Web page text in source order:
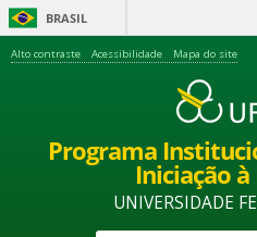
BRASIL
Alto contraste Acessibilidade Mapa do site
Programa
Iniciação
UNIVERSIDADE